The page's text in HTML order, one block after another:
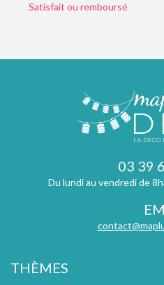
Satisfait ou remboursé
03 39
Du lundi au vendredi de
THÈMES